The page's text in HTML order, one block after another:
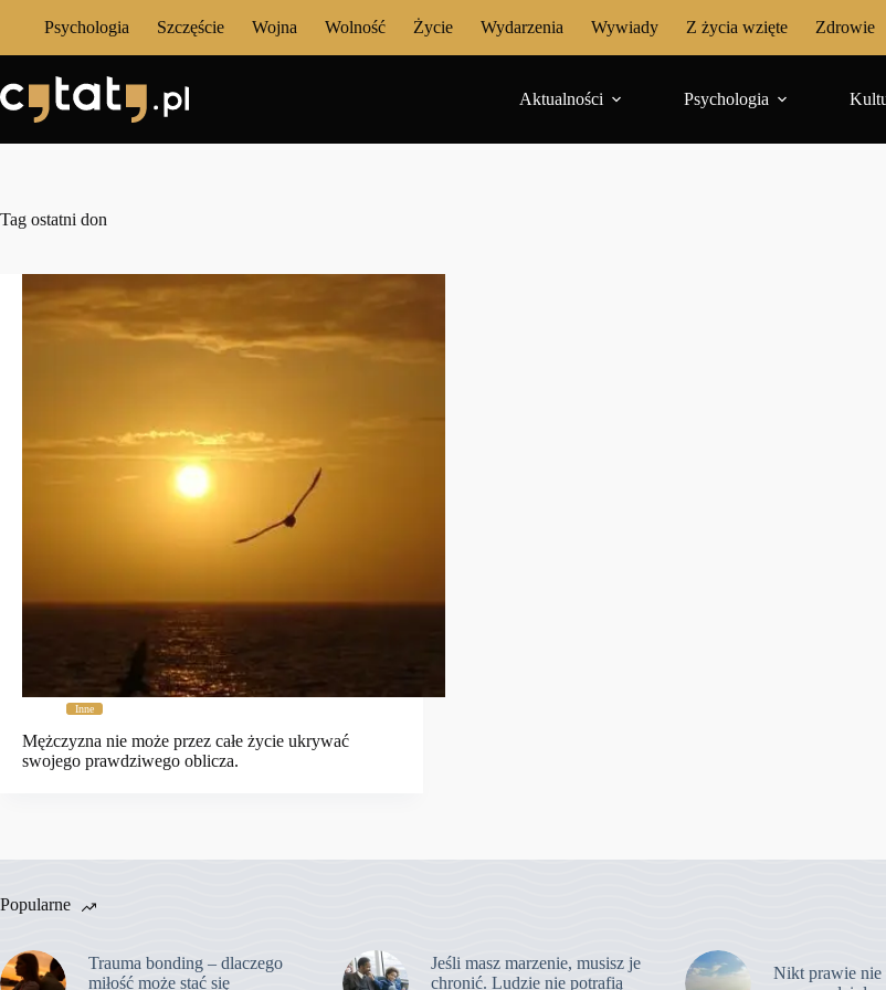
Psychologia Szczęście Wojna Wolność Życie Wydarzenia Wywiady Z życia wzięte Zdrowie
Aktualności Psychologia
Tag ostatni don
Inne
Mężczyzna nie może przez całe życie ukrywać
swojego prawdziwego oblicza.
Popularne
Trauma bonding – dlaczego
miłość może stać się
Jeśli masz marzenie, musisz je
chronić. Ludzie nie potrafią
Nikt prawie nie